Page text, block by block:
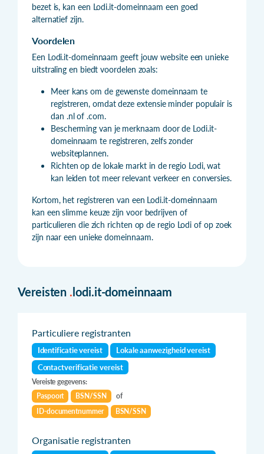
bezet is, kan een Lodi.it-domeinnaam een goed
alternatief zijn.
Voordelen
Een Lodi.it-domeinnaam geeft jouw website een unieke
uitstraling en biedt voordelen zoals:
Meer kans om de gewenste domeinnaam te
registreren, omdat deze extensie minder populair is
dan .nl of .com.
Bescherming van je merknaam door de Lodi.it-
domeinnaam te registreren, zelfs zonder
websiteplannen.
Richten op de lokale markt in de regio Lodi, wat
kan leiden tot meer relevant verkeer en conversies.
Kortom, het registreren van een Lodi.it-domeinnaam
kan een slimme keuze zijn voor bedrijven of
particulieren die zich richten op de regio Lodi of op zoek
zijn naar een unieke domeinnaam.
Vereisten .lodi.it-domeinnaam
Particuliere registranten
Identificatie vereist
Lokale aanwezigheid vereist
Contactverificatie vereist
Vereiste gegevens:
Paspoort
BSN/SSN
of
ID-documentnummer
BSN/SSN
Organisatie registranten